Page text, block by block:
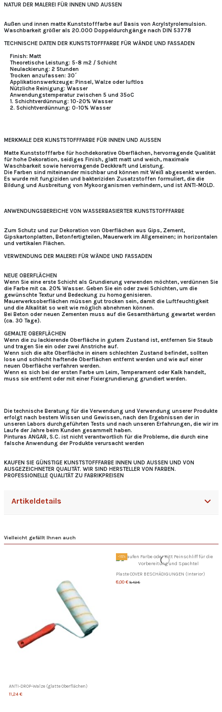
NATUR DER MALEREI FÜR INNEN UND AUSSEN
Außen und innen matte Kunststofffarbe auf Basis von Acrylstyrolemulsion.
Waschbarkeit größer als 20.000 Doppeldurchgänge nach DIN 53778
TECHNISCHE DATEN DER KUNSTSTOFFFARBE FÜR WÄNDE UND FASSADEN
Finish: Matt
Theoretische Leistung: 5-8 m2 / Schicht
Neulackierung: 2 Stunden
Trocken anzufassen: 30´
Applikationswerkzeuge: Pinsel, Walze oder luftlos
Nützliche Reinigung: Wasser
Anwendungstemperatur zwischen 5 und 35ºC
1. Schichtverdünnung: 10-20% Wasser
2. Schichtverdünnung: 0-10% Wasser
MERKMALE DER KUNSTSTOFFFARBE FÜR INNEN UND AUSSEN
Matte Kunststofffarbe für hochdekorative Oberflächen, hervorragende Qualität
für hohe Dekoration, seidiges Finish, glatt matt und weich, maximale
Waschbarkeit sowie hervorragende Deckkraft und Leistung.
Die Farben sind miteinander mischbar und können mit Weiß abgesenkt werden.
Es wurde mit fungiziden und bakteriziden Zusatzstoffen formuliert, die die
Bildung und Ausbreitung von Mykoorganismen verhindern, und ist ANTI-MOLD.
ANWENDUNGSBEREICHE VON WASSERBASIERTER KUNSTSTOFFFARBE
Zum Schutz und zur Dekoration von Oberflächen aus Gips, Zement,
Gipskartonplatten, Betonfertigteilen, Mauerwerk im Allgemeinen; in horizontalen
und vertikalen Flächen.
VERWENDUNG DER MALEREI FÜR WÄNDE UND FASSADEN
NEUE OBERFLÄCHEN
Wenn Sie eine erste Schicht als Grundierung verwenden möchten, verdünnen Sie
die Farbe mit ca. 20% Wasser. Geben Sie ein oder zwei Schichten, um die
gewünschte Textur und Bedeckung zu homogenisieren.
Mauerwerksoberflächen müssen gut trocken sein, damit die Luftfeuchtigkeit
und die Alkalität so weit wie möglich abnehmen können.
Bei Beton oder neuen Zementen muss auf die Gesamthärtung gewartet werden
(ca. 30 Tage).
GEMALTE OBERFLÄCHEN
Wenn die zu lackierende Oberfläche in gutem Zustand ist, entfernen Sie Staub
und tragen Sie ein oder zwei Anstriche auf.
Wenn sich die alte Oberfläche in einem schlechten Zustand befindet, sollten
lose und schlecht haftende Oberflächen entfernt werden und wie auf einer
neuen Oberfläche verfahren werden.
Wenn es sich bei der ersten Farbe um Leim, Temperament oder Kalk handelt,
muss sie entfernt oder mit einer Fixiergrundierung grundiert werden.
Die technische Beratung für die Verwendung und Verwendung unserer Produkte
erfolgt nach bestem Wissen und Gewissen, nach den Ergebnissen der in
unseren Labors durchgeführten Tests und nach unseren Erfahrungen, die wir im
Laufe der Jahre beim Kunden gesammelt haben.
Pinturas ANGAR, S.C. ist nicht verantwortlich für die Probleme, die durch eine
falsche Anwendung der Produkte verursacht werden
KAUFEN SIE GÜNSTIGE KUNSTSTOFFFARBE INNEN UND AUSSEN UND VON
AUSGEZEICHNETER QUALITÄT. WIR SIND HERSTELLER VON FARBEN.
PROFESSIONELLE QUALITÄT ZU FABRIKPREISEN
Artikeldetails
Vielleicht gefällt Ihnen auch
ANTI-DROP-Walze (glatte Oberflächen)
11,24 €
-15%
Plaste COVER BESCHÄDIGUNGEN (Interior)
8,00 € 9,42 €